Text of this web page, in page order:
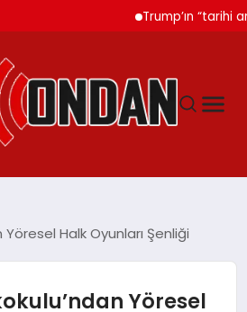
Trump’ın “tarihi
Halk Oyunları Şenliği
Yöresel